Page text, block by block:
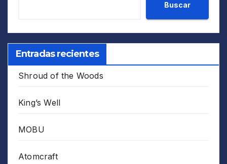
Buscar
Entradas recientes
Shroud of the Woods
King’s Well
MOBU
Atomcraft